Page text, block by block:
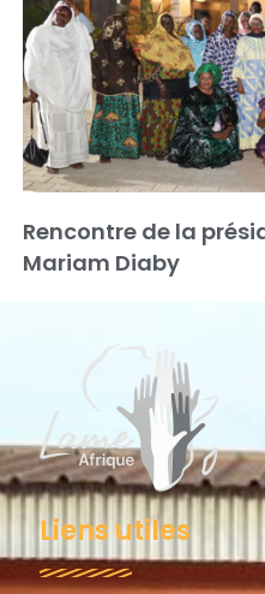
Rencontre de la
Mariam Diaby
Liens utiles